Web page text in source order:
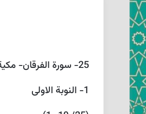
25- سورة الفرقان- مكية
1- النوبة الاولى‏